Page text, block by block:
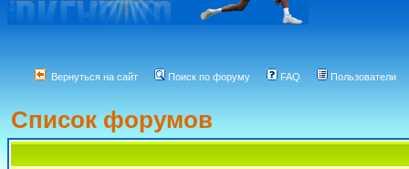
Вернуться на сайт Поиск по форуму FAQ Пользователи
Список форумов